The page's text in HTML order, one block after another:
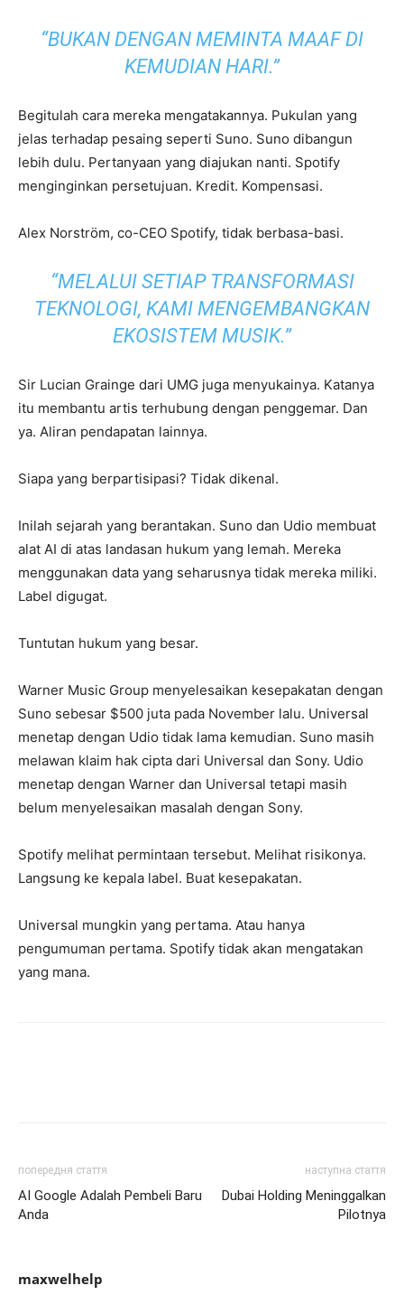
“BUKAN DENGAN MEMINTA MAAF DI
KEMUDIAN HARI.”
Begitulah cara mereka mengatakannya. Pukulan yang
jelas terhadap pesaing seperti Suno. Suno dibangun
lebih dulu. Pertanyaan yang diajukan nanti. Spotify
menginginkan persetujuan. Kredit. Kompensasi.
Alex Norström, co-CEO Spotify, tidak berbasa-basi.
“MELALUI SETIAP TRANSFORMASI
TEKNOLOGI, KAMI MENGEMBANGKAN
EKOSISTEM MUSIK.”
Sir Lucian Grainge dari UMG juga menyukainya. Katanya
itu membantu artis terhubung dengan penggemar. Dan
ya. Aliran pendapatan lainnya.
Siapa yang berpartisipasi? Tidak dikenal.
Inilah sejarah yang berantakan. Suno dan Udio membuat
alat AI di atas landasan hukum yang lemah. Mereka
menggunakan data yang seharusnya tidak mereka miliki.
Label digugat.
Tuntutan hukum yang besar.
Warner Music Group menyelesaikan kesepakatan dengan
Suno sebesar $500 juta pada November lalu. Universal
menetap dengan Udio tidak lama kemudian. Suno masih
melawan klaim hak cipta dari Universal dan Sony. Udio
menetap dengan Warner dan Universal tetapi masih
belum menyelesaikan masalah dengan Sony.
Spotify melihat permintaan tersebut. Melihat risikonya.
Langsung ke kepala label. Buat kesepakatan.
Universal mungkin yang pertama. Atau hanya
pengumuman pertama. Spotify tidak akan mengatakan
yang mana.
попередня стаття
AI Google Adalah Pembeli Baru
Anda
наступна стаття
Dubai Holding Meninggalkan
Pilotnya
maxwelhelp